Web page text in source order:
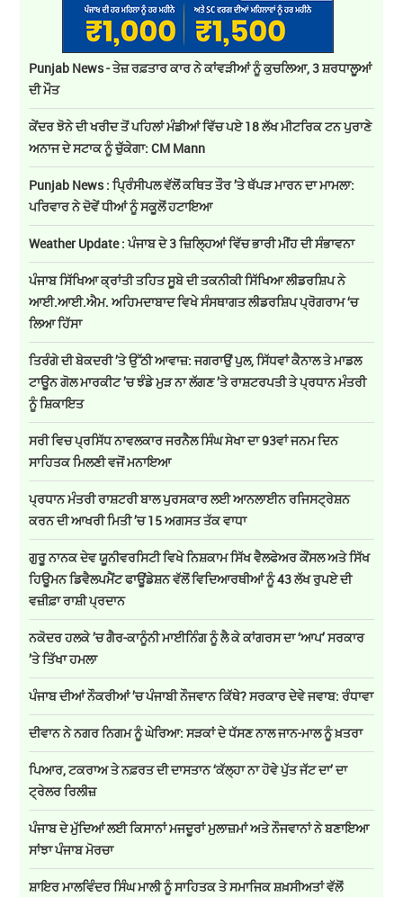
Punjab News - ਤੇਜ਼ ਰਫ਼ਤਾਰ ਕਾਰ ਨੇ ਕਾਂਵੜੀਆਂ ਨੂੰ ਕੁਚਲਿਆ, 3 ਸ਼ਰਧਾਲੂਆਂ
ਦੀ ਮੌਤ
ਕੇਂਦਰ ਝੋਨੇ ਦੀ ਖਰੀਦ ਤੋਂ ਪਹਿਲਾਂ ਮੰਡੀਆਂ ਵਿੱਚ ਪਏ 18 ਲੱਖ ਮੀਟਰਿਕ ਟਨ ਪੁਰਾਣੇ
ਅਨਾਜ ਦੇ ਸਟਾਕ ਨੂੰ ਚੁੱਕੇਗਾ: CM Mann
Punjab News : ਪ੍ਰਿੰਸੀਪਲ ਵੱਲੋਂ ਕਥਿਤ ਤੌਰ ’ਤੇ ਥੱਪੜ ਮਾਰਨ ਦਾ ਮਾਮਲਾ:
ਪਰਿਵਾਰ ਨੇ ਦੋਵੇਂ ਧੀਆਂ ਨੂੰ ਸਕੂਲੋਂ ਹਟਾਇਆ
Weather Update : ਪੰਜਾਬ ਦੇ 3 ਜ਼ਿਲ੍ਹਿਆਂ ਵਿੱਚ ਭਾਰੀ ਮੀਂਹ ਦੀ ਸੰਭਾਵਨਾ
ਪੰਜਾਬ ਸਿੱਖਿਆ ਕ੍ਰਾਂਤੀ ਤਹਿਤ ਸੂਬੇ ਦੀ ਤਕਨੀਕੀ ਸਿੱਖਿਆ ਲੀਡਰਸ਼ਿਪ ਨੇ
ਆਈ.ਆਈ.ਐਮ. ਅਹਿਮਦਾਬਾਦ ਵਿਖੇ ਸੰਸਥਾਗਤ ਲੀਡਰਸ਼ਿਪ ਪ੍ਰੋਗਰਾਮ ‘ਚ
ਲਿਆ ਹਿੱਸਾ
ਤਿਰੰਗੇ ਦੀ ਬੇਕਦਰੀ ’ਤੇ ਉੱਠੀ ਆਵਾਜ਼: ਜਗਰਾਉਂ ਪੁਲ, ਸਿੱਧਵਾਂ ਕੈਨਾਲ ਤੇ ਮਾਡਲ
ਟਾਊਨ ਗੋਲ ਮਾਰਕੀਟ ’ਚ ਝੰਡੇ ਮੁੜ ਨਾ ਲੱਗਣ ’ਤੇ ਰਾਸ਼ਟਰਪਤੀ ਤੇ ਪ੍ਰਧਾਨ ਮੰਤਰੀ
ਨੂੰ ਸ਼ਿਕਾਇਤ
ਸਰੀ ਵਿਚ ਪ੍ਰਸਿੱਧ ਨਾਵਲਕਾਰ ਜਰਨੈਲ ਸਿੰਘ ਸੇਖਾ ਦਾ 93ਵਾਂ ਜਨਮ ਦਿਨ
ਸਾਹਿਤਕ ਮਿਲਣੀ ਵਜੋਂ ਮਨਾਇਆ
ਪ੍ਰਧਾਨ ਮੰਤਰੀ ਰਾਸ਼ਟਰੀ ਬਾਲ ਪੁਰਸਕਾਰ ਲਈ ਆਨਲਾਈਨ ਰਜਿਸਟ੍ਰੇਸ਼ਨ
ਕਰਨ ਦੀ ਆਖਰੀ ਮਿਤੀ ’ਚ 15 ਅਗਸਤ ਤੱਕ ਵਾਧਾ
ਗੁਰੂ ਨਾਨਕ ਦੇਵ ਯੂਨੀਵਰਸਿਟੀ ਵਿਖੇ ਨਿਸ਼ਕਾਮ ਸਿੱਖ ਵੈਲਫੇਅਰ ਕੌਂਸਲ ਅਤੇ ਸਿੱਖ
ਹਿਊਮਨ ਡਿਵੈਲਪਮੈਂਟ ਫਾਊਂਡੇਸ਼ਨ ਵੱਲੋਂ ਵਿਦਿਆਰਥੀਆਂ ਨੂੰ 43 ਲੱਖ ਰੁਪਏ ਦੀ
ਵਜ਼ੀਫ਼ਾ ਰਾਸ਼ੀ ਪ੍ਰਦਾਨ
ਨਕੋਦਰ ਹਲਕੇ ’ਚ ਗੈਰ-ਕਾਨੂੰਨੀ ਮਾਈਨਿੰਗ ਨੂੰ ਲੈ ਕੇ ਕਾਂਗਰਸ ਦਾ ‘ਆਪ’ ਸਰਕਾਰ
’ਤੇ ਤਿੱਖਾ ਹਮਲਾ
ਪੰਜਾਬ ਦੀਆਂ ਨੌਕਰੀਆਂ ’ਚ ਪੰਜਾਬੀ ਨੌਜਵਾਨ ਕਿੱਥੇ? ਸਰਕਾਰ ਦੇਵੇ ਜਵਾਬ: ਰੰਧਾਵਾ
ਦੀਵਾਨ ਨੇ ਨਗਰ ਨਿਗਮ ਨੂੰ ਘੇਰਿਆ: ਸੜਕਾਂ ਦੇ ਧੱਸਣ ਨਾਲ ਜਾਨ-ਮਾਲ ਨੂੰ ਖ਼ਤਰਾ
ਪਿਆਰ, ਟਕਰਾਅ ਤੇ ਨਫ਼ਰਤ ਦੀ ਦਾਸਤਾਨ ‘ਕੱਲ੍ਹਾ ਨਾ ਹੋਵੇ ਪੁੱਤ ਜੱਟ ਦਾ’ ਦਾ
ਟ੍ਰੇਲਰ ਰਿਲੀਜ਼
ਪੰਜਾਬ ਦੇ ਮੁੱਦਿਆਂ ਲਈ ਕਿਸਾਨਾਂ ਮਜਦੂਰਾਂ ਮੁਲਾਜ਼ਮਾਂ ਅਤੇ ਨੌਜਵਾਨਾਂ ਨੇ ਬਣਾਇਆ
ਸਾਂਝਾ ਪੰਜਾਬ ਮੋਰਚਾ
ਸ਼ਾਇਰ ਮਾਲਵਿੰਦਰ ਸਿੰਘ ਮਾਲੀ ਨੂੰ ਸਾਹਿਤਕ ਤੇ ਸਮਾਜਿਕ ਸ਼ਖ਼ਸੀਅਤਾਂ ਵੱਲੋਂ